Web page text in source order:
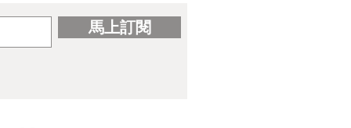
馬上訂閱